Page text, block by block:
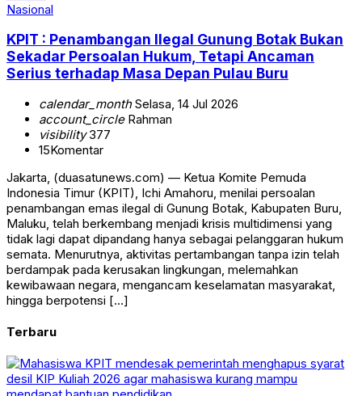
Nasional
KPIT : Penambangan Ilegal Gunung Botak Bukan
Sekadar Persoalan Hukum, Tetapi Ancaman
Serius terhadap Masa Depan Pulau Buru
calendar_monthSelasa, 14 Jul 2026
account_circleRahman
visibility377
15Komentar
Jakarta, (duasatunews.com) — Ketua Komite Pemuda
Indonesia Timur (KPIT), Ichi Amahoru, menilai persoalan
penambangan emas ilegal di Gunung Botak, Kabupaten Buru,
Maluku, telah berkembang menjadi krisis multidimensi yang
tidak lagi dapat dipandang hanya sebagai pelanggaran hukum
semata. Menurutnya, aktivitas pertambangan tanpa izin telah
berdampak pada kerusakan lingkungan, melemahkan
kewibawaan negara, mengancam keselamatan masyarakat,
hingga berpotensi […]
Terbaru